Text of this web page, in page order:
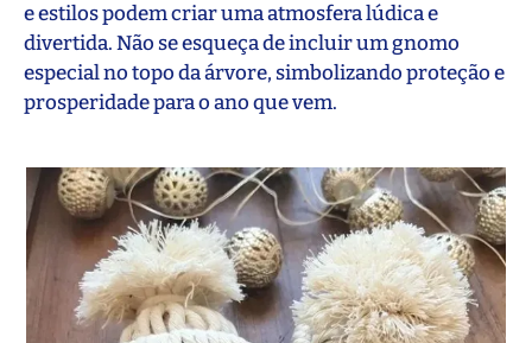
e estilos podem criar uma atmosfera lúdica e
divertida. Não se esqueça de incluir um gnomo
especial no topo da árvore, simbolizando proteção e
prosperidade para o ano que vem.